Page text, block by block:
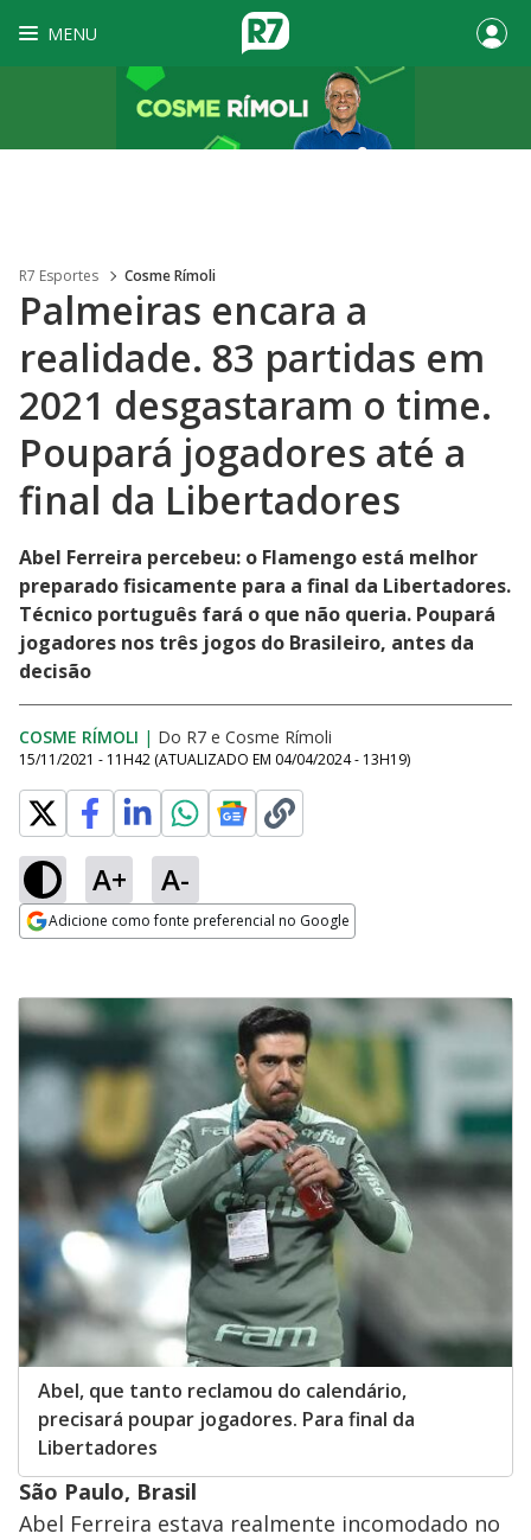
MENU
R7 Esportes Cosme Rímoli
Palmeiras encara a
realidade. 83 partidas em
2021 desgastaram o time.
Poupará jogadores até a
final da Libertadores
Abel Ferreira percebeu: o Flamengo está melhor
preparado fisicamente para a final da Libertadores.
Técnico português fará o que não queria. Poupará
jogadores nos três jogos do Brasileiro, antes da
decisão
COSME RÍMOLI | Do R7 e Cosme Rímoli
15/11/2021 - 11H42 (ATUALIZADO EM 04/04/2024 - 13H19)
A+ A-
Adicione como fonte preferencial no Google
Abel, que tanto reclamou do calendário,
precisará poupar jogadores. Para final da
Libertadores
São Paulo, Brasil
Abel Ferreira estava realmente incomodado no